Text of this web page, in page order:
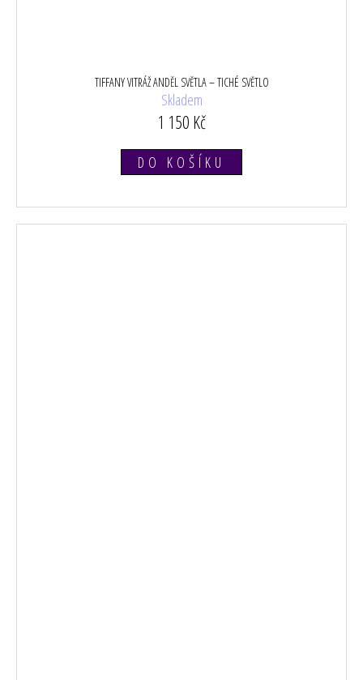
TIFFANY VITRÁŽ ANDĚL SVĚTLA – TICHÉ SVĚTLO
Skladem
1 150 Kč
DO KOŠÍKU